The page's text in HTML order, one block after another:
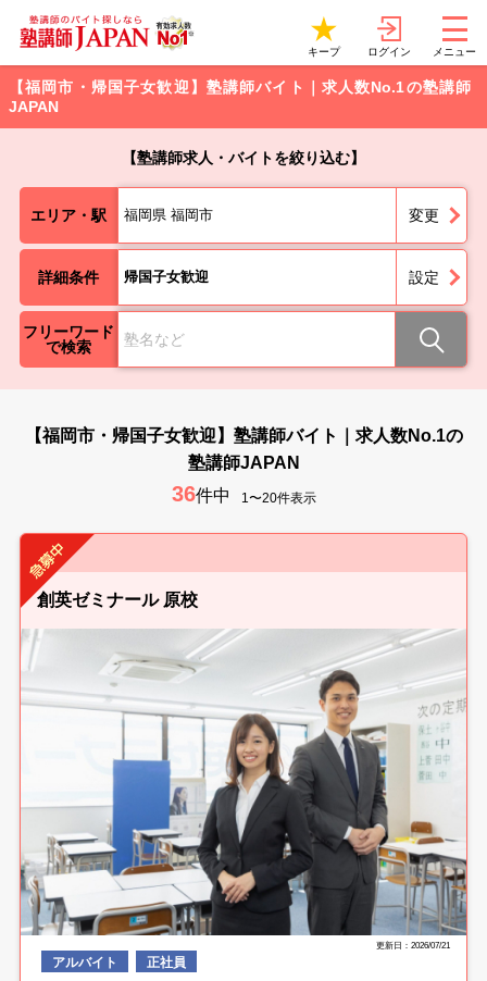
キープ ログイン メニュー
【福岡市・帰国子女歓迎】塾講師バイト｜求人数No.1の塾講師
JAPAN
【塾講師求人・バイトを絞り込む】
エリア・駅 福岡県 福岡市 変更
詳細条件 帰国子女歓迎 設定
フリーワード
で検索
【福岡市・帰国子女歓迎】塾講師バイト｜求人数No.1の
塾講師JAPAN
36件中 1〜20件表示
創英ゼミナール 原校
更新日：2026/07/21
アルバイト 正社員